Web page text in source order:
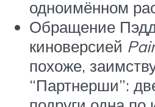
одноимённом
Обращение
киноверсией
похоже,
“Партнерши”: